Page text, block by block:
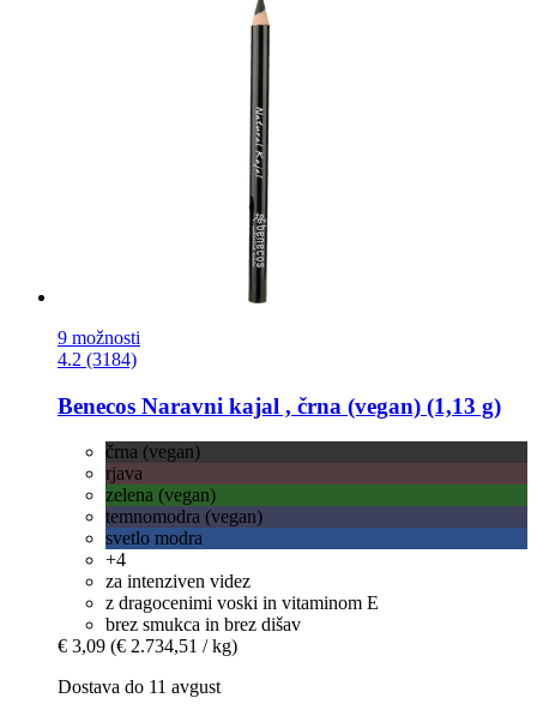
9 možnosti
4.2 (3184)
Benecos Naravni kajal , črna (vegan) (1,13 g)
črna (vegan)
rjava
zelena (vegan)
temnomodra (vegan)
svetlo modra
+4
za intenziven videz
z dragocenimi voski in vitaminom E
brez smukca in brez dišav
€ 3,09 (€ 2.734,51 / kg)
Dostava do 11 avgust